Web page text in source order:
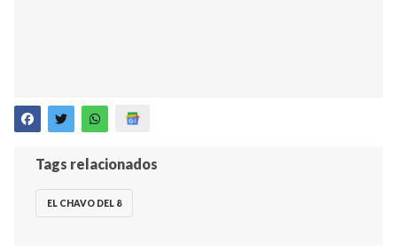
Tags relacionados
EL CHAVO DEL 8